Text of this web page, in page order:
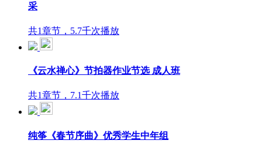
采
共1章节，5.7千次播放
《云水禅心》节拍器作业节选 成人班
共1章节，7.1千次播放
纯筝《春节序曲》优秀学生中年组